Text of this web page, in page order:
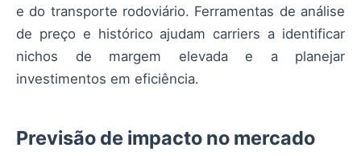
e do transporte rodoviário. Ferramentas de análise
de preço e histórico ajudam carriers a identificar
nichos de margem elevada e a planejar
investimentos em eficiência.
Previsão de impacto no mercado